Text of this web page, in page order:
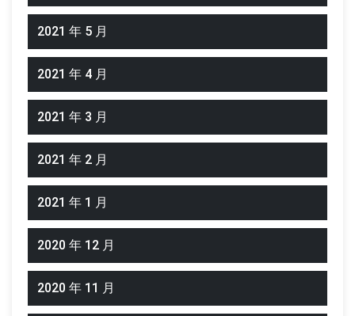
2021 年 5 月
2021 年 4 月
2021 年 3 月
2021 年 2 月
2021 年 1 月
2020 年 12 月
2020 年 11 月